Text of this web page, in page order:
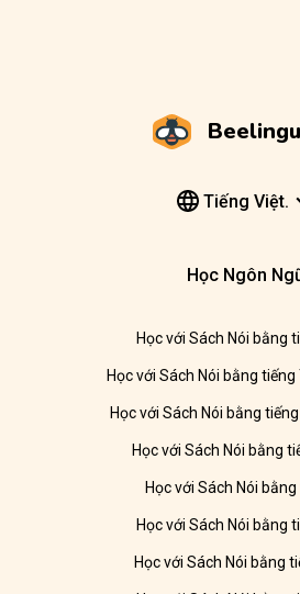
Tiếng Việt.
Học Ngôn
Học với Sách Nói bằng
Học với Sách Nói bằng tiếng
Học với Sách Nói bằng
Học với Sách Nói bằng
Học với Sách Nói
Học với Sách Nói bằng
Học với Sách Nói bằng